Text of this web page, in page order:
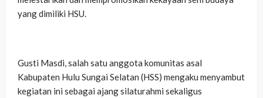
yang dimiliki HSU.
‎Gusti Masdi, salah satu anggota komunitas asal
Kabupaten Hulu Sungai Selatan (HSS) mengaku menyambut
kegiatan ini sebagai ajang silaturahmi sekaligus